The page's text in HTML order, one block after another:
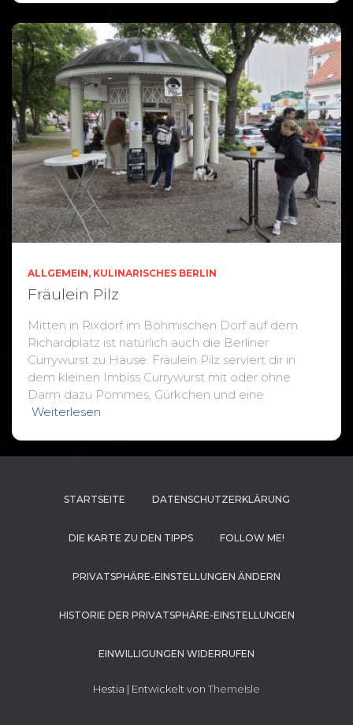
ALLGEMEIN KULINARISCHES BERLIN
Fräulein Pilz
Mitten in Rixdorf im Böhmischen Dorf auf dem
Richardplatz ist natürlich auch die Berliner
Currywurst zu Hause: Fräulein Pilz serviert dir in
dem kleinen Imbiss Currywurst mit oder ohne
Darm dazu Pommes, Gürkchen und eine
Weiterlesen
STARTSEITE DATENSCHUTZERKLÄRUNG
DIE KARTE ZU DEN TIPPS FOLLOW ME!
PRIVATSPHÄRE-EINSTELLUNGEN ÄNDERN
HISTORIE DER PRIVATSPHÄRE-EINSTELLUNGEN
EINWILLIGUNGEN WIDERRUFEN
Hestia | Entwickelt von ThemeIsle